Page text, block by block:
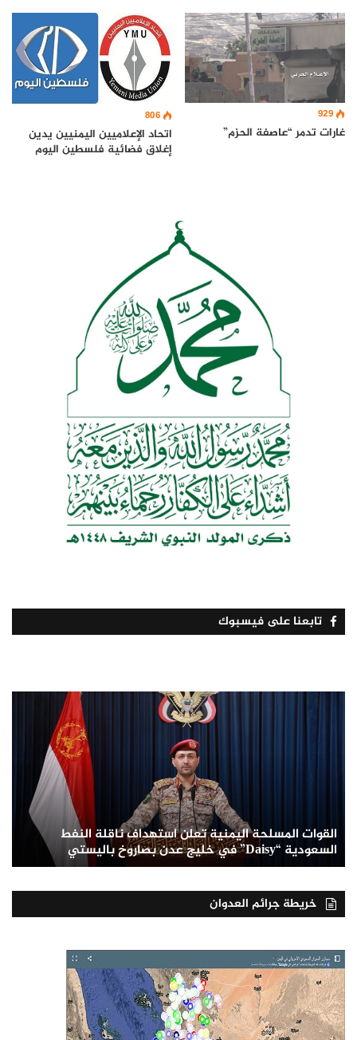
929
غارات تدمر “عاصفة الحزم”
806
اتحاد الإعلاميين اليمنيين يدين
إغلاق فضائية فلسطين اليوم
تابعنا على فيسبوك
القوات المسلحة اليمنية تعلن استهداف ناقلة النفط
السعودية “Daisy” في خليج عدن بصاروخ باليستي
خريطة جرائم العدوان